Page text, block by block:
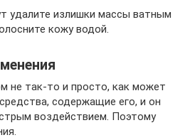
удалите излишки массы ватным
кожу водой.
не так-то и просто, как может
содержащие его, и он
воздействием. Поэтому